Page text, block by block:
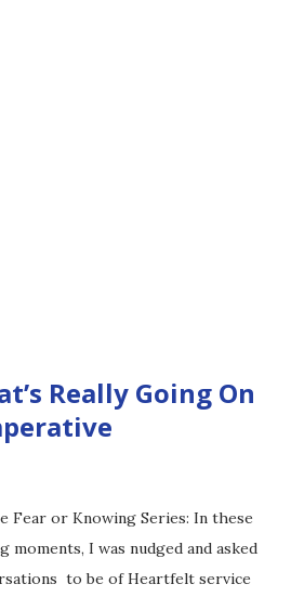
Really Going On
Fear or Knowing Series: In these
moments, I was nudged and asked
to be of Heartfelt service